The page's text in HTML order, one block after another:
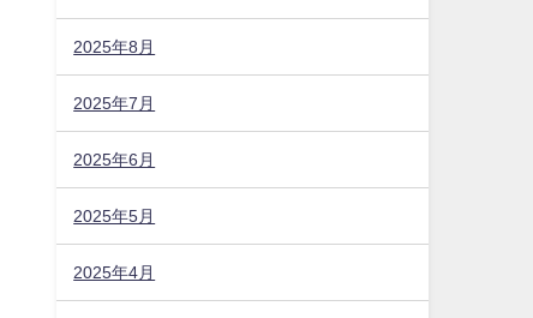
2025年8月
2025年7月
2025年6月
2025年5月
2025年4月